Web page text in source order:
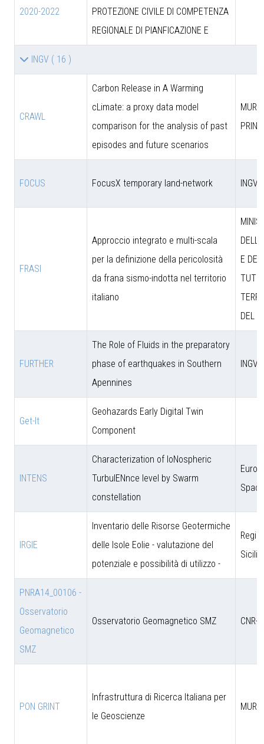
2020-2022
PROTEZIONE CIVILE DI COMPETENZA
REGIONALE DI PIANFICAZIONE E
INGV ( 16 )
CRAWL
Carbon Release in A Warming
cLimate: a proxy data model
comparison for the analysis of past
episodes and future scenarios
MUR
PRIN)
FOCUS FocusX temporary land-network INGV
FRASI
Approccio integrato e multi-scala
per la definizione della pericolosità
da frana sismo-indotta nel territorio
italiano
E
DEL
FURTHER
The Role of Fluids in the preparatory
phase of earthquakes in Southern
Apennines
INGV
Get-It
Geohazards Early Digital Twin
Component
INTENS
Characterization of IoNospheric
TurbulENnce level by Swarm
constellation
IRGIE
Inventario delle Risorse Geotermiche
delle Isole Eolie - valutazione del
potenziale e possibilità di utilizzo -
PNRA14_00106 -
Osservatorio
Geomagnetico
SMZ
Osservatorio Geomagnetico SMZ CNR-
PON GRINT
Infrastruttura di Ricerca Italiana per
le Geoscienze
MUR